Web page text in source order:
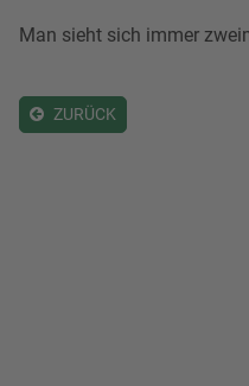
Man sieht sich immer
ZURÜCK